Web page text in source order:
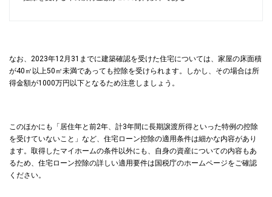
なお、2023年12月31までに建築確認を受けた住宅については、家屋の床面積
が40㎡以上50㎡未満であっても控除を受けられます。しかし、その場合は所
得金額が1000万円以下となるため注意しましょう。
このほかにも「居住年と前2年、計3年間に長期譲渡所得といった特例の控除
を受けていないこと」など、住宅ローン控除の適用条件は細かな内容があり
ます。取得したマイホームの条件以外にも、自身の資産についての内容もあ
るため、住宅ローン控除の詳しい適用要件は国税庁のホームページをご確認
ください。